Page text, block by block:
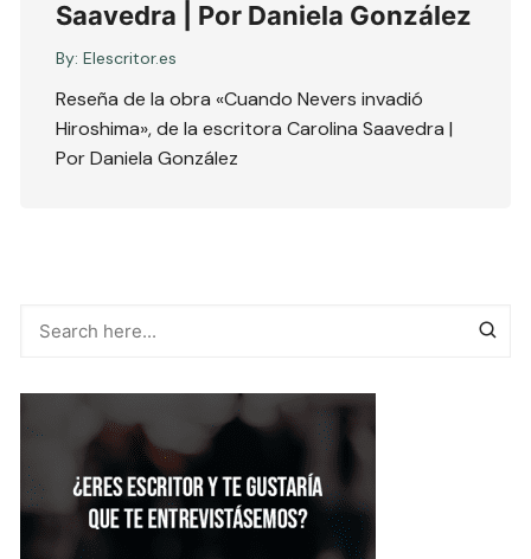
Saavedra | Por Daniela González
By: Elescritor.es
Reseña de la obra «Cuando Nevers invadió
Hiroshima», de la escritora Carolina Saavedra |
Por Daniela González